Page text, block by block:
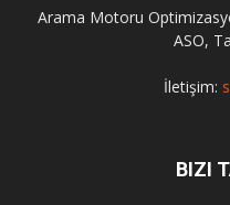
Arama Motoru
ASO,
İletişim:
BIZI